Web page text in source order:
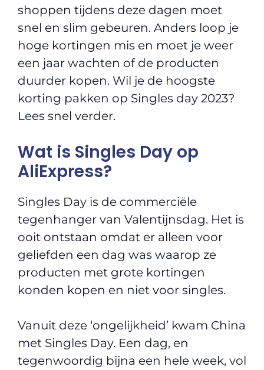
shoppen tijdens deze dagen moet
snel en slim gebeuren. Anders loop je
hoge kortingen mis en moet je weer
een jaar wachten of de producten
duurder kopen. Wil je de hoogste
korting pakken op Singles day 2023?
Lees snel verder.
Wat is Singles Day op
AliExpress?
Singles Day is de commerciële
tegenhanger van Valentijnsdag. Het is
ooit ontstaan omdat er alleen voor
geliefden een dag was waarop ze
producten met grote kortingen
konden kopen en niet voor singles.
Vanuit deze ‘ongelijkheid’ kwam China
met Singles Day. Een dag, en
tegenwoordig bijna een hele week, vol